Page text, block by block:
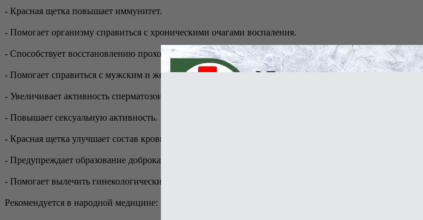
- Красная щетка повышает иммунитет.
- Помогает организму справиться с хроническими очагами воспаления.
- Способствует восстановлению проходимости маточных труб.
- Помогает справиться с мужским и женским бесплодием.
- Увеличивает активность сперматозоидов и выработку спермы.
- Повышает сексуальную активность.
- Красная щетка улучшает состав крови.
- Предупреждает образование доброкачественных и злокачественных новообразований.
- Помогает вылечить гинекологические заболевания (кисты, полипы, миома, эндометриоз, кистоз и
Рекомендуется в народной медицине: